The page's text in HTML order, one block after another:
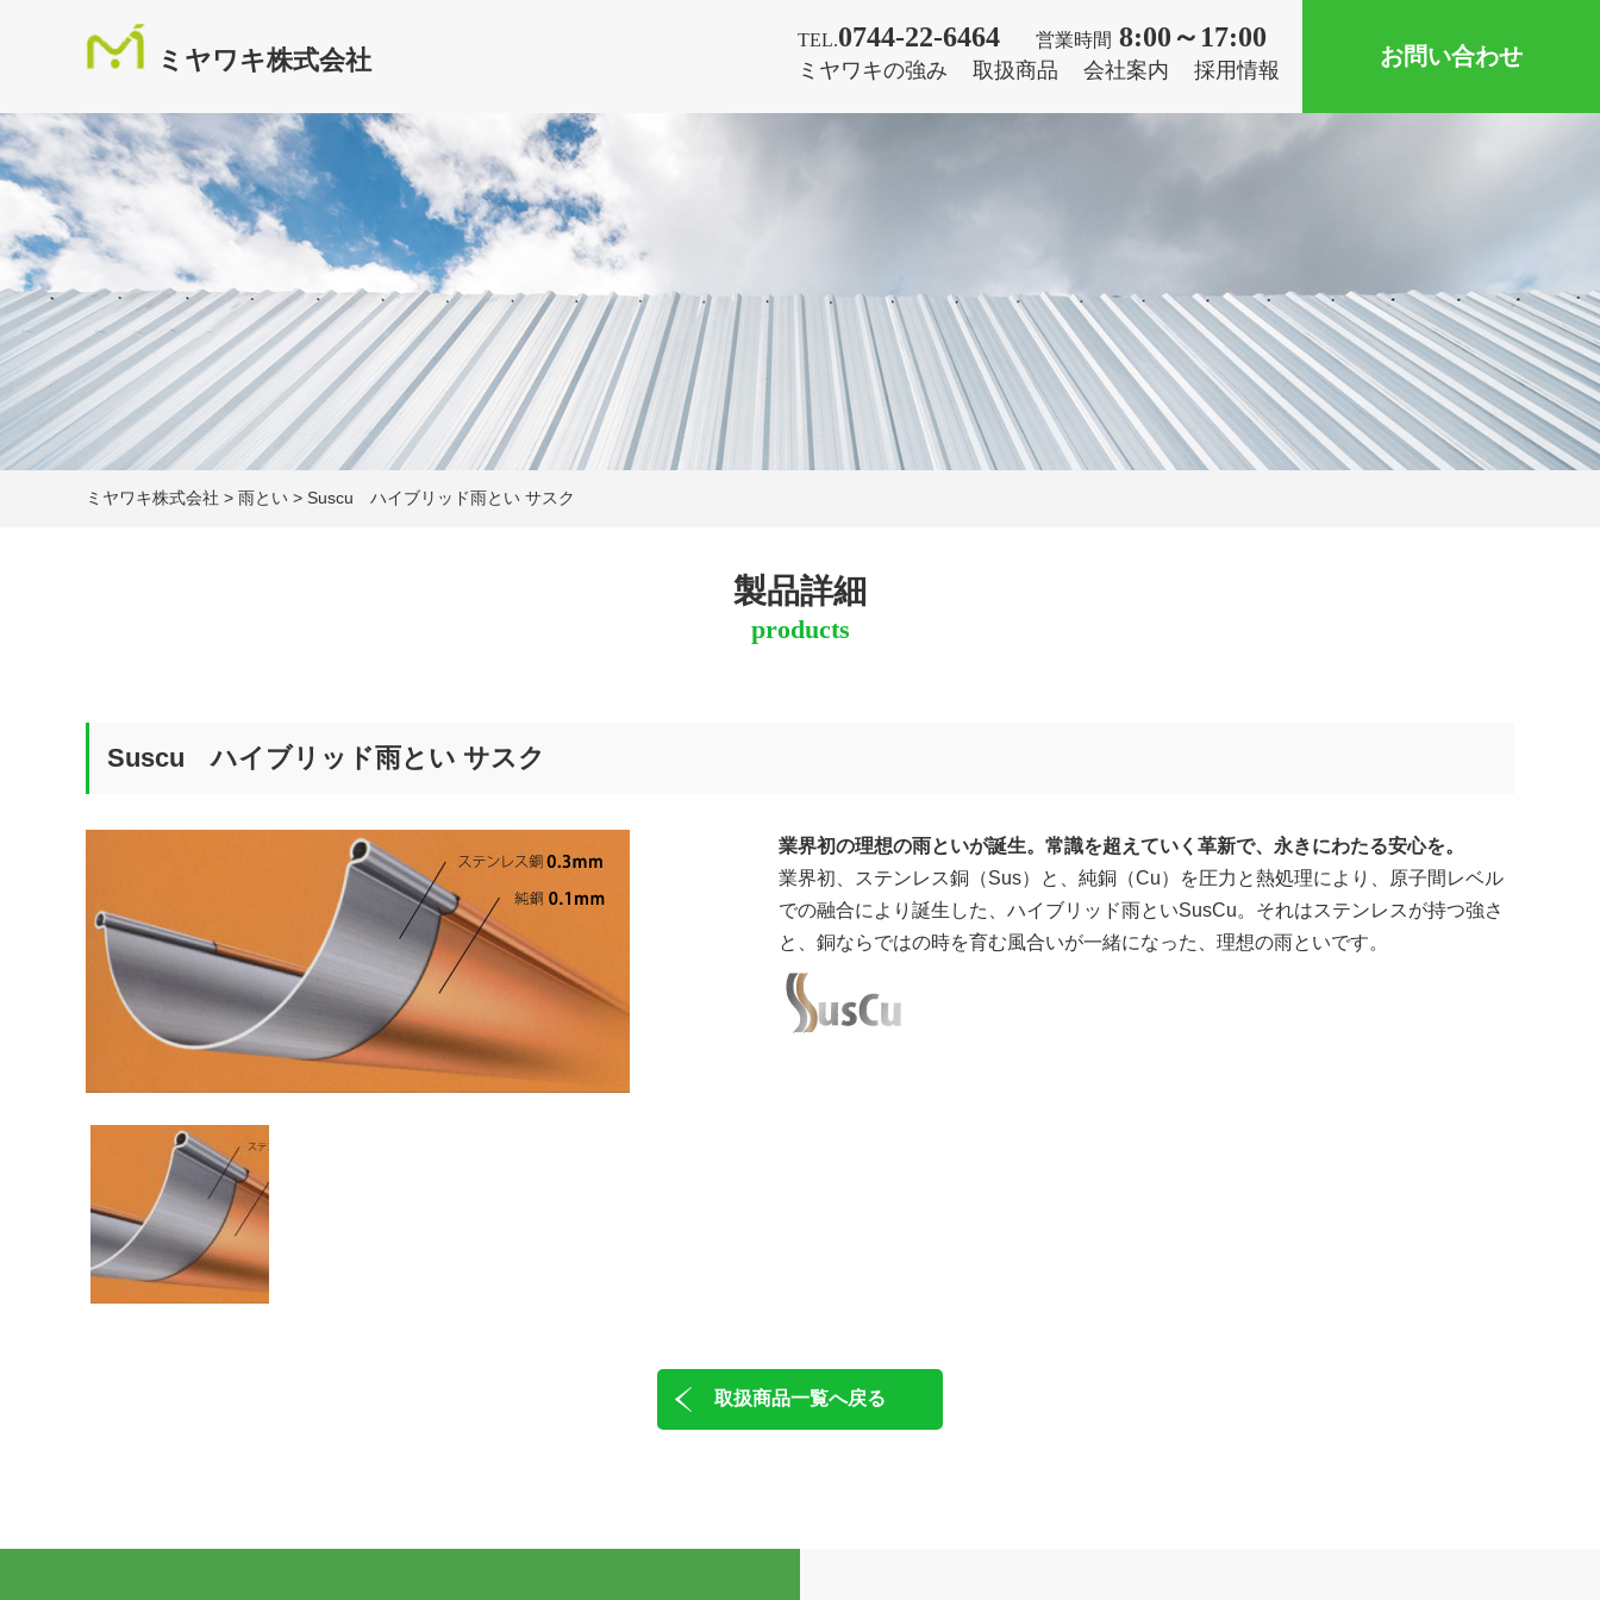
ミヤワキ株式会社
TEL.0744-22-6464 営業時間 8:00～17:00
ミヤワキの強み 取扱商品 会社案内 採用情報
お問い合わせ
ミヤワキ株式会社 > 雨とい > Suscu ハイブリッド雨とい サスク
製品詳細
products
Suscu ハイブリッド雨とい サスク
業界初の理想の雨といが誕生。常識を超えていく革新で、永きにわたる安心を。
業界初、ステンレス銅（Sus）と、純銅（Cu）を圧力と熱処理により、原子間レベル
での融合により誕生した、ハイブリッド雨といSusCu。それはステンレスが持つ強さ
と、銅ならではの時を育む風合いが一緒になった、理想の雨といです。
取扱商品一覧へ戻る